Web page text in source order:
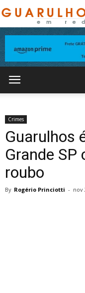
Crimes
Guarulhos
Grande
roubo
By Rogério Princiotti - nov